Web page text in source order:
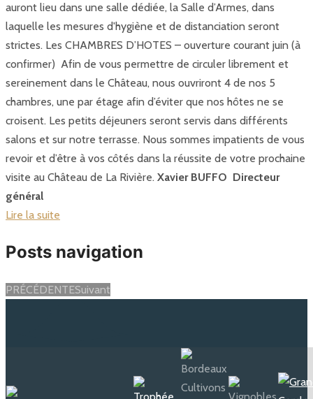
auront lieu dans une salle dédiée, la Salle d’Armes, dans
laquelle les mesures d'hygiène et de distanciation seront
strictes. Les CHAMBRES D’HOTES – ouverture courant juin (à
confirmer) Afin de vous permettre de circuler librement et
sereinement dans le Château, nous ouvriront 4 de nos 5
chambres, une par étage afin d’éviter que nos hôtes ne se
croisent. Les petits déjeuners seront servis dans différents
salons et sur notre terrasse. Nous sommes impatients de vous
revoir et d’être à vos côtés dans la réussite de votre prochaine
visite au Château de La Rivière. Xavier BUFFO Directeur
général
Lire la suite
Posts navigation
PRÉCÉDENTESuivant